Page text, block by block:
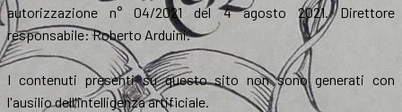
autorizzazione n° 04/2021 del 4 agosto 2021. Direttore
responsabile: Roberto Arduini.
I contenuti presenti su questo sito non sono generati con
l'ausilio dell'intelligenza artificiale.